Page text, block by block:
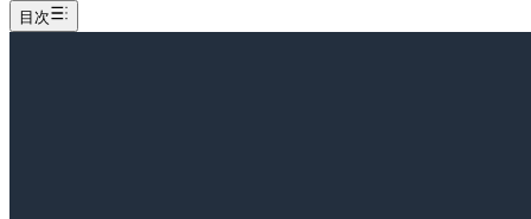
目次